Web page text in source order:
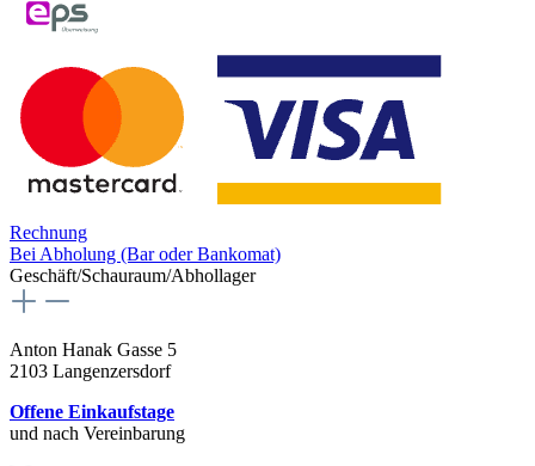
Rechnung
Bei Abholung (Bar oder Bankomat)
Geschäft/Schauraum/Abhollager
Anton Hanak Gasse 5
2103 Langenzersdorf
Offene Einkaufstage
und nach Vereinbarung